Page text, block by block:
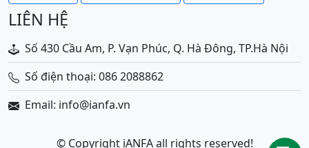
LIÊN HỆ
Số 430 Cầu Am, P. Vạn Phúc, Q. Hà Đông, TP.Hà Nội
Số điện thoại: 086 2088862
Email: info@ianfa.vn
© Copyright iANFA all rights reserved!